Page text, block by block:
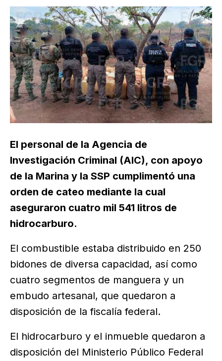
El personal de la Agencia de
Investigación Criminal (AIC), con apoyo
de la Marina y la SSP cumplimentó una
orden de cateo mediante la cual
aseguraron cuatro mil 541 litros de
hidrocarburo.
El combustible estaba distribuido en 250
bidones de diversa capacidad, así como
cuatro segmentos de manguera y un
embudo artesanal, que quedaron a
disposición de la fiscalía federal.
El hidrocarburo y el inmueble quedaron a
disposición del Ministerio Público Federal